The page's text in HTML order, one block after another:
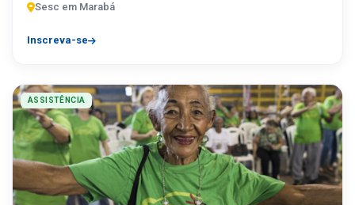
Sesc em Marabá
Inscreva-se
ASSISTÊNCIA